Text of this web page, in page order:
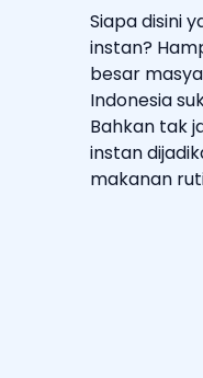
Siapa disini
instan?
besar
Indonesia
Bahkan tak
instan
makanan